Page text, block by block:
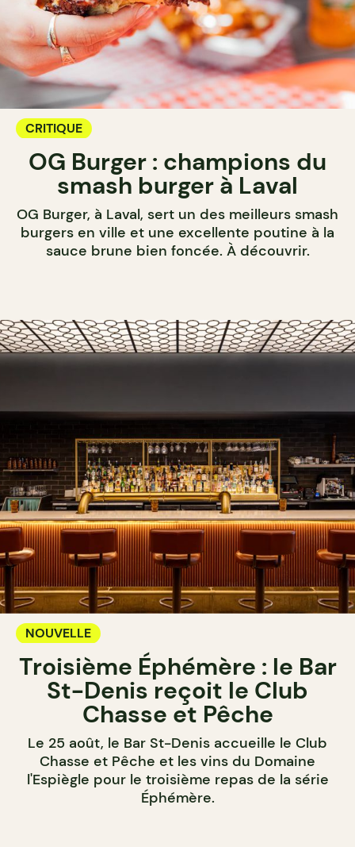
CRITIQUE
OG Burger : champions du
smash burger à Laval
OG Burger, à Laval, sert un des meilleurs smash
burgers en ville et une excellente poutine à la
sauce brune bien foncée. À découvrir.
NOUVELLE
Troisième Éphémère : le Bar
St-Denis reçoit le Club
Chasse et Pêche
Le 25 août, le Bar St-Denis accueille le Club
Chasse et Pêche et les vins du Domaine
l'Espiègle pour le troisième repas de la série
Éphémère.